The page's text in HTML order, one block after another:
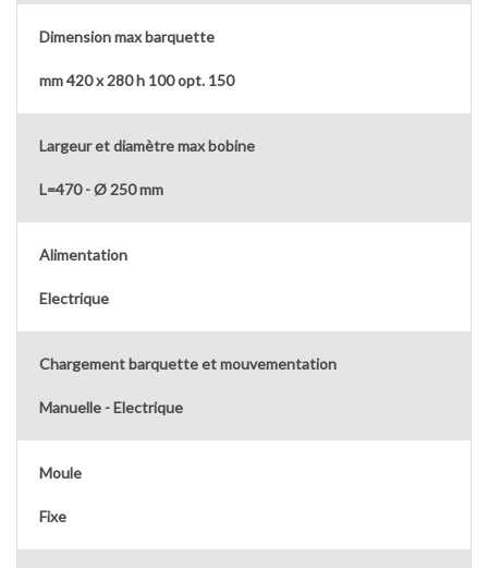
Dimension max barquette
mm 420 x 280 h 100 opt. 150
Largeur et diamètre max bobine
L=470 - Ø 250 mm
Alimentation
Electrique
Chargement barquette et mouvementation
Manuelle - Electrique
Moule
Fixe